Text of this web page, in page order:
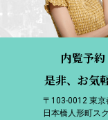
内覧予
是非、お気
〒103-0012 東京
日本橋人形町ス